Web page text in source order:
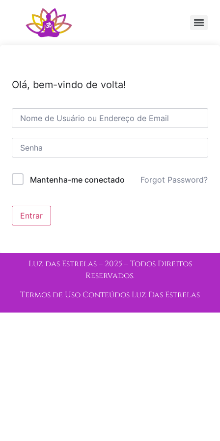
Olá, bem-vindo de volta!
Mantenha-me conectado Forgot Password?
Entrar
Luz das Estrelas – 2025 – Todos Direitos
Reservados.
Termos de Uso Conteúdos Luz Das Estrelas